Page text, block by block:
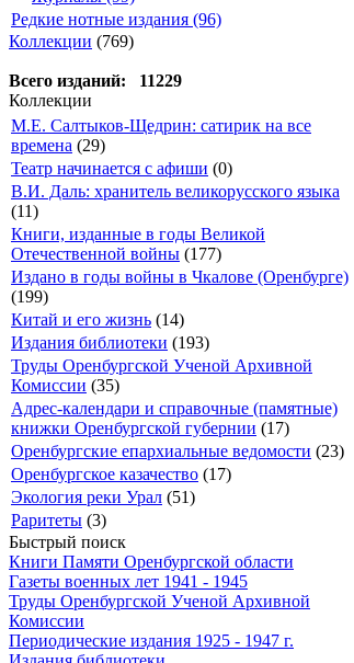
Редкие нотные издания (96)
Коллекции (769)
Всего изданий: 11229
Коллекции
М.Е. Салтыков-Щедрин: сатирик на все
времена (29)
Театр начинается с афиши (0)
В.И. Даль: хранитель великорусского языка
(11)
Книги, изданные в годы Великой
Отечественной войны (177)
Издано в годы войны в Чкалове (Оренбурге)
(199)
Китай и его жизнь (14)
Издания библиотеки (193)
Труды Оренбургской Ученой Архивной
Комиссии (35)
Адрес-календари и справочные (памятные)
книжки Оренбургской губернии (17)
Оренбургские епархиальные ведомости (23)
Оренбургское казачество (17)
Экология реки Урал (51)
Раритеты (3)
Быстрый поиск
Книги Памяти Оренбургской области
Газеты военных лет 1941 - 1945
Труды Оренбургской Ученой Архивной
Комиссии
Периодические издания 1925 - 1947 г.